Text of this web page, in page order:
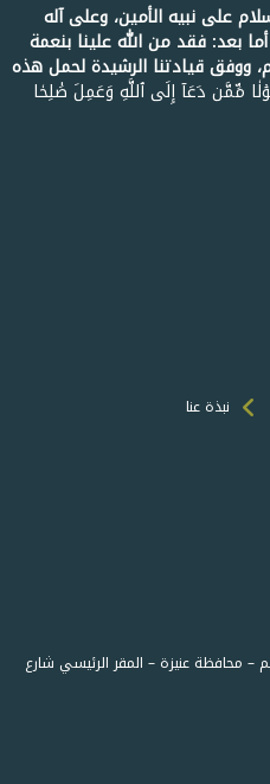
على نبيه الأمين، وعلى آله
بعد: فقد من الله علينا بنعمة
ووفق قيادتنا الرشيدة لحمل هذه
مِّمَّن دَعَآ إِلَى ٱللَّهِ وَعَمِلَ صَٰلِحٗا
نبذة عنا
– محافظة عنيزة – المقر الرئيسي شارع